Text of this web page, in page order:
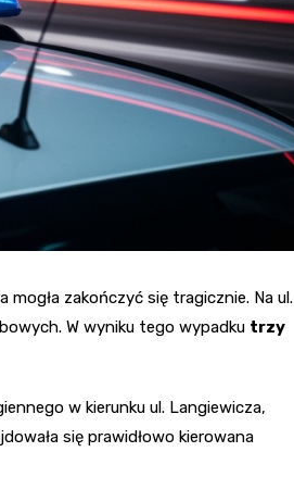
mogła zakończyć się tragicznie. Na ul.
W wyniku tego wypadku trzy
w kierunku ul. Langiewicza,
się prawidłowo kierowana